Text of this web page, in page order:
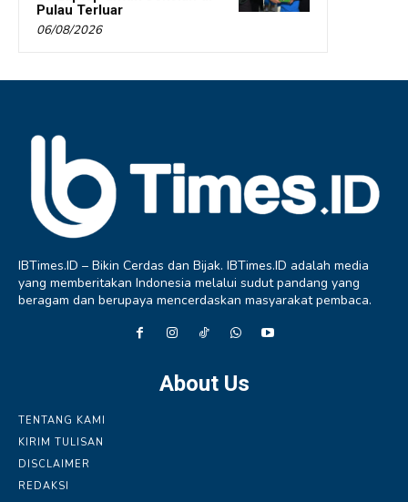
Pulau Terluar
06/08/2026
IBTimes.ID – Bikin Cerdas dan Bijak. IBTimes.ID adalah media
yang memberitakan Indonesia melalui sudut pandang yang
beragam dan berupaya mencerdaskan masyarakat pembaca.
About Us
TENTANG KAMI
KIRIM TULISAN
DISCLAIMER
REDAKSI